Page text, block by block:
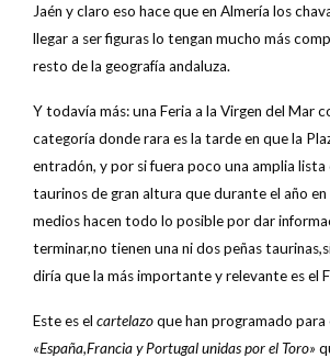
Jaén y claro eso hace que en Almería los
llegar a ser figuras lo tengan mucho más
resto de la geografía andaluza.
Y todavía más: una Feria a la Virgen del Mar
categoría donde rara es la tarde en que la
entradón, y por si fuera poco una amplia
taurinos de gran altura que durante el año
medios hacen todo lo posible por dar
terminar,no tienen una ni dos peñas
diría que la más importante y relevante es el
Este es el cartelazoque han programado
«España,Francia y Portugal unidas por el Toro»